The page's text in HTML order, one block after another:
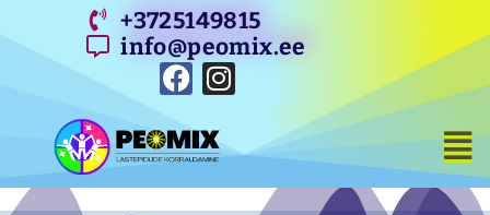
+3725149815
info@peomix.ee
F
a
c
e
b
I
n
s
t
a